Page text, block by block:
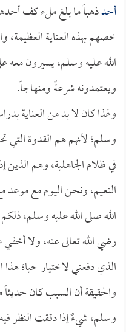
أحدذهباً ما بلغ ملء كف
خصهم بهذه العناية
الله عليه وسلم، يسيرون معه
ويعتمدونه شرعةً ومنهاجاً.
ولهذا كان لا بد من العناية
وسلم؛ لأنهم هم القدوة التي
في ظلام الجاهلية، وهم الذين
النعيم، ونحن اليوم مع
الله صلى الله عليه وسلم،
رضي الله تعالى عنه، ولا
الذي دفعني لاختيار حياة
والحقيقة أن السبب كان
وسلم، شيءٌ إذا دققت النظر